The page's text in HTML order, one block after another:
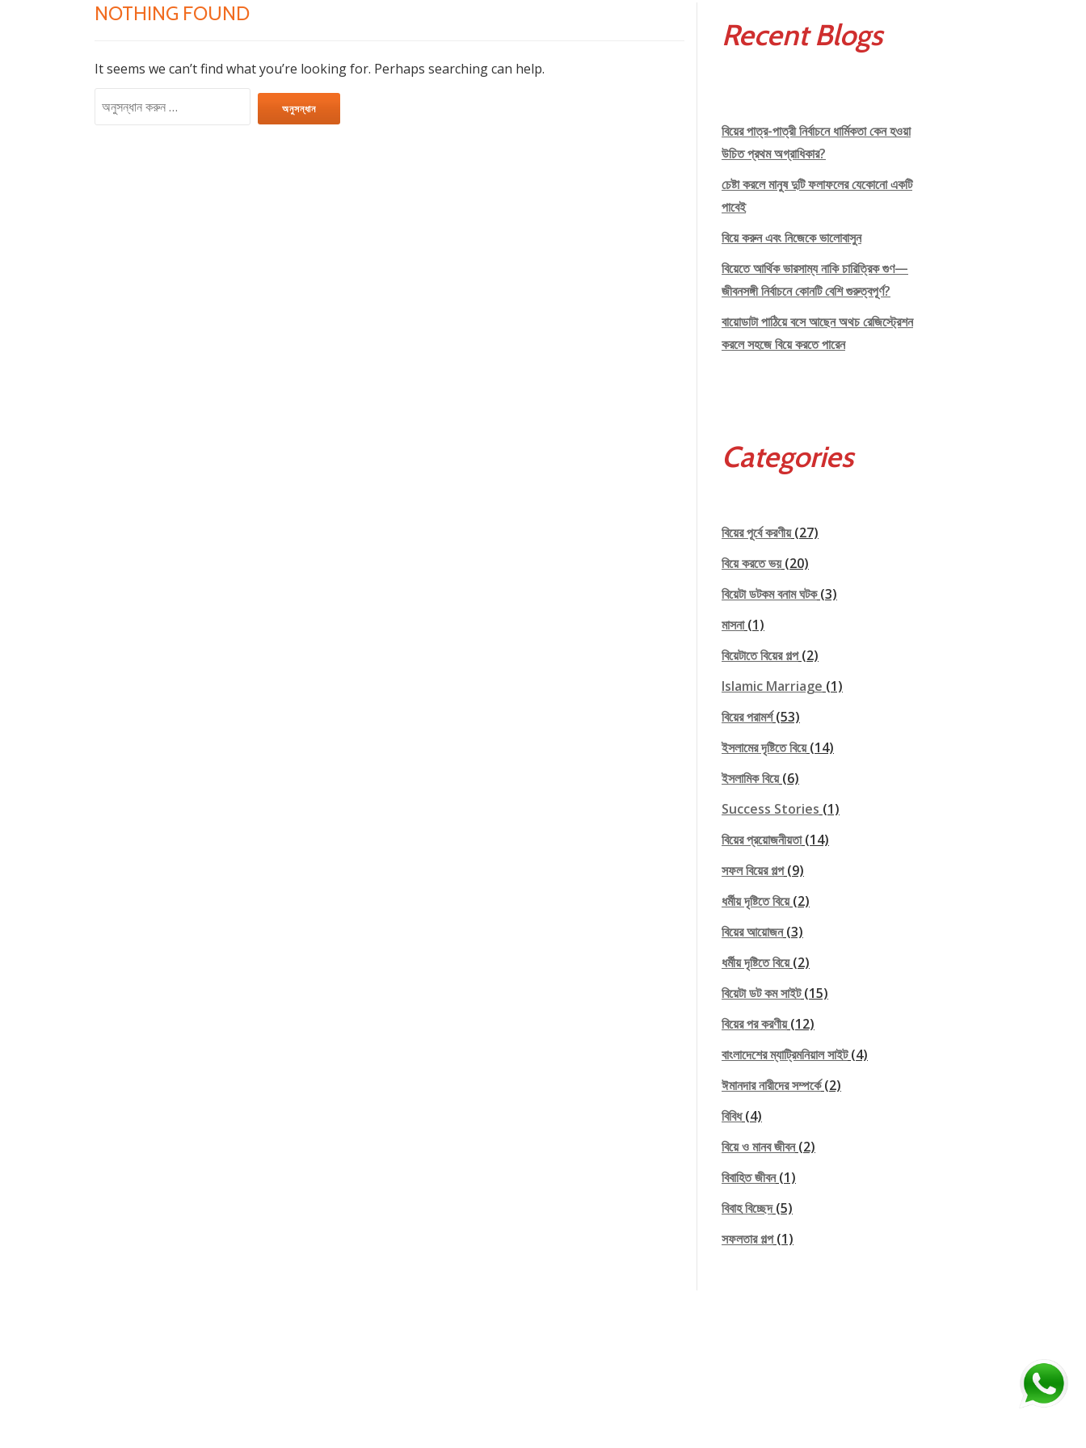
NOTHING FOUND
It seems we can’t find what you’re looking for. Perhaps searching can help.
Recent Blogs
বিয়ের পাত্র-পাত্রী নির্বাচনে ধার্মিকতা কেন হওয়া
উচিত প্রথম অগ্রাধিকার?
চেষ্টা করলে মানুষ দুটি ফলাফলের যেকোনো একটি
পাবেই
বিয়ে করুন এবং নিজেকে ভালোবাসুন
বিয়েতে আর্থিক ভারসাম্য নাকি চারিত্রিক গুণ—
জীবনসঙ্গী নির্বাচনে কোনটি বেশি গুরুত্বপূর্ণ?
বায়োডাটা পাঠিয়ে বসে আছেন অথচ রেজিস্ট্রেশন
করলে সহজে বিয়ে করতে পারেন
Categories
বিয়ের পূর্বে করণীয়(27)
বিয়ে করতে ভয়(20)
বিয়েটা ডটকম বনাম ঘটক(3)
মাসনা(1)
বিয়েটাতে বিয়ের গল্প(2)
Islamic Marriage (1)
বিয়ের পরামর্শ(53)
ইসলামের দৃষ্টিতে বিয়ে(14)
ইসলামিক বিয়ে(6)
Success Stories (1)
বিয়ের প্রয়োজনীয়তা(14)
সফল বিয়ের গল্প(9)
ধর্মীয় দৃষ্টিতে বিয়ে(2)
বিয়ের আয়োজন(3)
ধর্মীয় দৃষ্টিতে বিয়ে(2)
বিয়েটা ডট কম সাইট(15)
বিয়ের পর করণীয়(12)
বাংলাদেশের ম্যাট্রিমনিয়াল সাইট(4)
ঈমানদার নারীদের সম্পর্কে(2)
বিবিধ(4)
বিয়ে ও মানব জীবন(2)
বিবাহিত জীবন(1)
বিবাহ বিচ্ছেদ(5)
সফলতার গল্প(1)